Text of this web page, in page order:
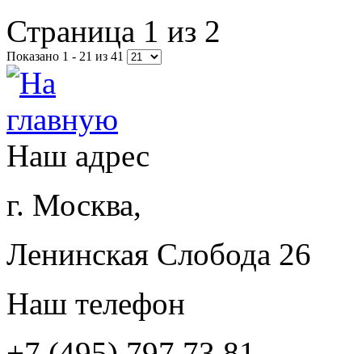
Страница 1 из 2
Показано 1 - 21 из 41
Наш адрес
г. Москва,
Ленинская Слобода 26
Наш телефон